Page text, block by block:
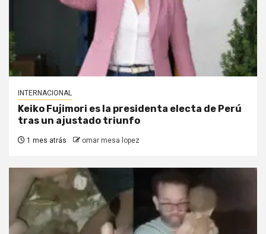
INTERNACIONAL
Keiko Fujimori es la presidenta electa de Perú
tras un ajustado triunfo
1 mes atrás omar mesa lopez